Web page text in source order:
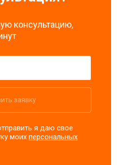
консультацию,
заявку
я даю свое
моихперсональных